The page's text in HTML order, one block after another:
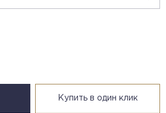
Купить в один клик